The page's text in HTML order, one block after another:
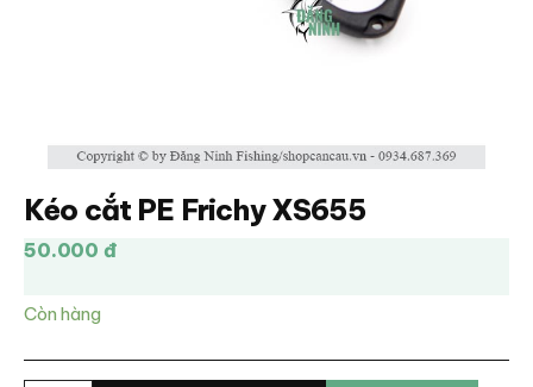
Kéo cắt PE Frichy XS655
50.000 đ
Còn hàng